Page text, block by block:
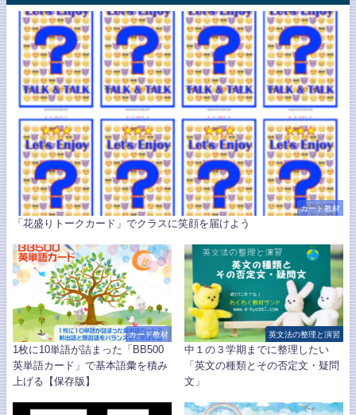
カード教材
「花盛りトークカード」でクラスに笑顔を届けよう
カード教材
1枚に10単語が詰まった「BB500
英単語カード」で基本語彙を積み
上げる【保存版】
英文法の整理と演習
中１の３学期までに整理したい
「英文の種類とその否定文・疑問
文」